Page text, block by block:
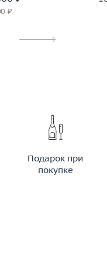
₽
Подарок при
покупке